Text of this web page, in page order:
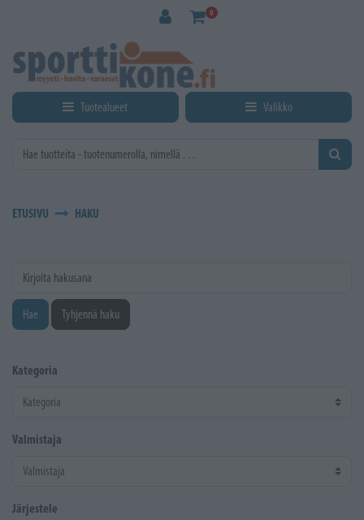
0
Tuotealueet Valikko
ETUSIVU HAKU
Kirjoita hakusana
Hae Tyhjennä haku
Kategoria
Valmistaja
Järjestele